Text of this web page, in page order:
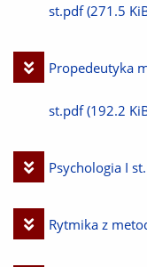
plik
st.pdf (271.5
Pobierz
plik
Propedeutyka
st.pdf (192.2
Pobierz
Psychologia I
Pobierz
Rytmika z